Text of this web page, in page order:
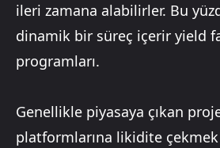
ileri zamana alabilirler. Bu
dinamik bir süreç içerir yield
programları.
Genellikle piyasaya çıkan
platformlarına likidite